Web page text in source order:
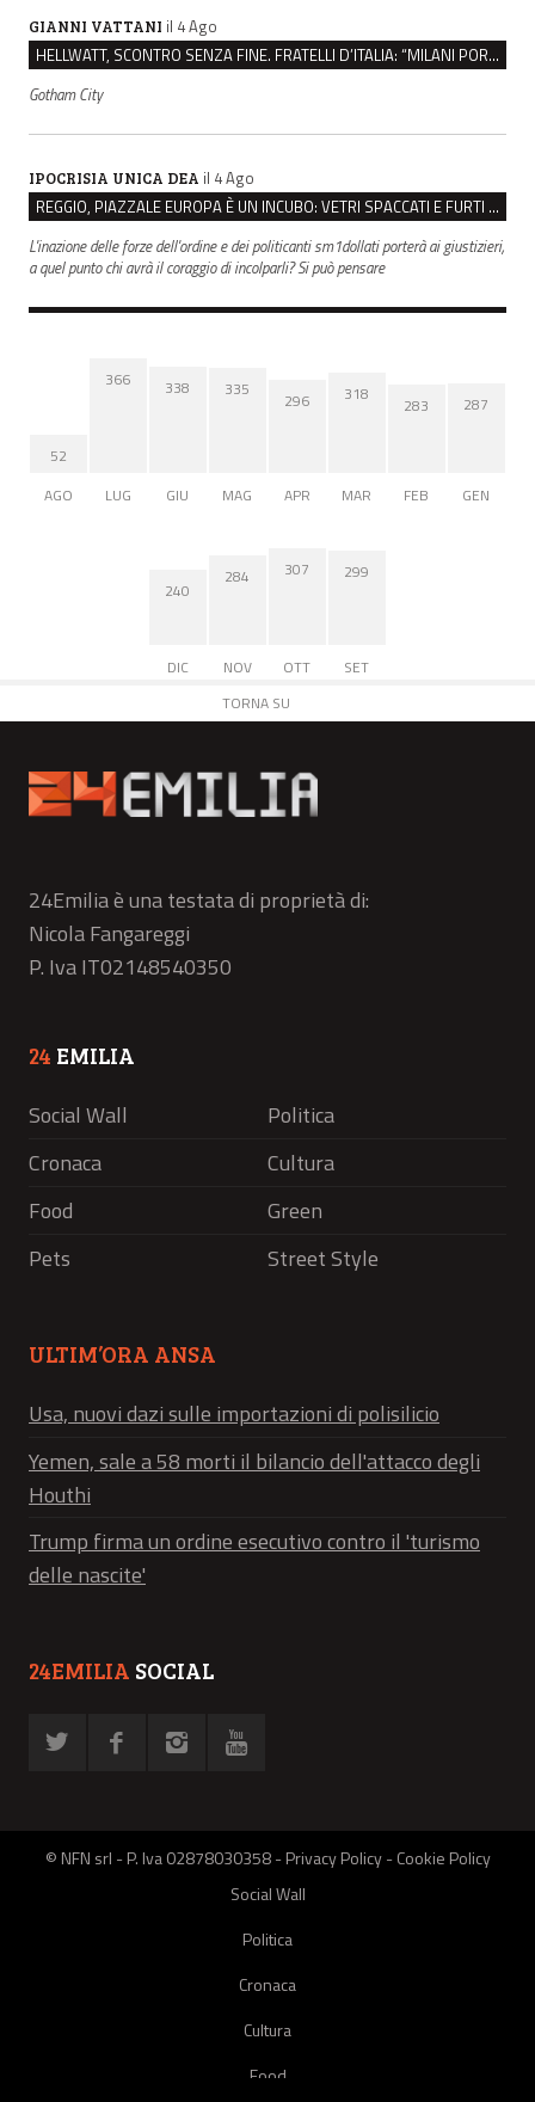
GIANNI VATTANI il 4 Ago
HELLWATT, SCONTRO SENZA FINE. FRATELLI D’ITALIA: “MILANI PORTA DOCUMENTI, DE FRANCO INSULTI”
Gotham City
IPOCRISIA UNICA DEA il 4 Ago
REGGIO, PIAZZALE EUROPA È UN INCUBO: VETRI SPACCATI E FURTI SULLE AUTO IN SOSTA
L'inazione delle forze dell'ordine e dei politicanti sm1dollati porterà ai giustizieri,
a quel punto chi avrà il coraggio di incolparli? Si può pensare
52
AGO
366
LUG
338
GIU
335
MAG
296
APR
318
MAR
283
FEB
287
GEN
240
DIC
284
NOV
307
OTT
299
SET
TORNA SU
24Emilia è una testata di proprietà di:
Nicola Fangareggi
P. Iva IT02148540350
24 EMILIA
Social Wall
Politica
Cronaca
Cultura
Food
Green
Pets
Street Style
ULTIM’ORA ANSA
Usa, nuovi dazi sulle importazioni di polisilicio
Yemen, sale a 58 morti il bilancio dell'attacco degli
Houthi
Trump firma un ordine esecutivo contro il 'turismo
delle nascite'
24EMILIA SOCIAL
© NFN srl - P. Iva 02878030358 -Privacy Policy-Cookie Policy
Social Wall
Politica
Cronaca
Cultura
Food